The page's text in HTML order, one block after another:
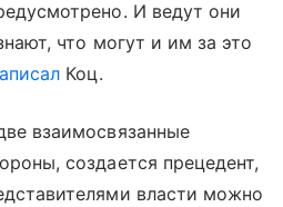
И ведут они
что могут и им за это
Коц.
взаимосвязанные
создается прецедент,
власти можно